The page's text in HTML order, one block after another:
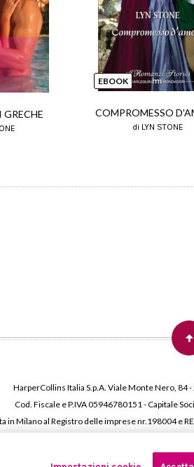
EBOOK
COMPROMESSO
di LYN STONE
HarperCollins Italia S.p.A. Viale Monte Nero, 84
Cod. Fiscale e P.IVA 05946780151 - Capitale
in Milano al Registro delle imprese nr.198004 e